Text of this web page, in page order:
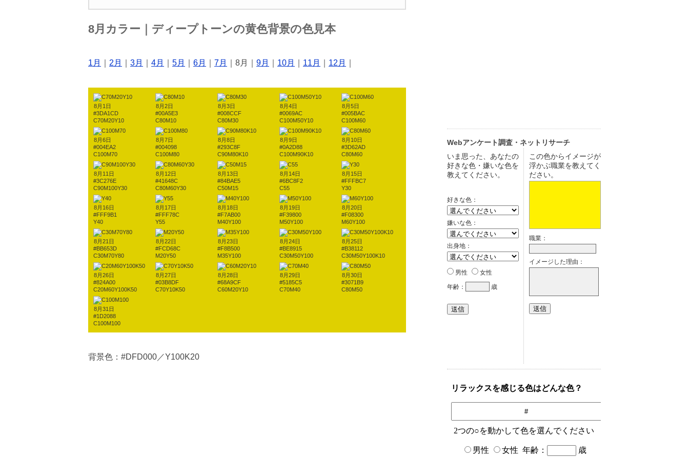
8月カラー｜ディープトーンの黄色背景の色見本
1月 2月 3月 4月 5月 6月 7月 ｜8月｜ 9月 10月 11月 12月
8月1日
#3DA1CD
C70M20Y10
8月2日
#00A5E3
C80M10
8月3日
#008CCF
C80M30
8月4日
#0069AC
C100M50Y10
8月5日
#005BAC
C100M60
8月6日
#004EA2
C100M70
8月7日
#004098
C100M80
8月8日
#293C8F
C90M80K10
8月9日
#0A2D88
C100M90K10
8月10日
#3D62AD
C80M60
8月11日
#3C276E
C90M100Y30
8月12日
#41648C
C80M60Y30
8月13日
#84BAE5
C50M15
8月14日
#6BC8F2
C55
8月15日
#FFFBC7
Y30
8月16日
#FFF9B1
Y40
8月17日
#FFF78C
Y55
8月18日
#F7AB00
M40Y100
8月19日
#F39800
M50Y100
8月20日
#F08300
M60Y100
8月21日
#BB653D
C30M70Y80
8月22日
#FCD68C
M20Y50
8月23日
#F8B500
M35Y100
8月24日
#BE8915
C30M50Y100
8月25日
#B38112
C30M50Y100K10
8月26日
#824A00
C20M60Y100K50
8月27日
#03B8DF
C70Y10K50
8月28日
#68A9CF
C60M20Y10
8月29日
#5185C5
C70M40
8月30日
#3071B9
C80M50
8月31日
#1D2088
C100M100
背景色：#DFD000／Y100K20
Webアンケート調査・ネットリサーチ